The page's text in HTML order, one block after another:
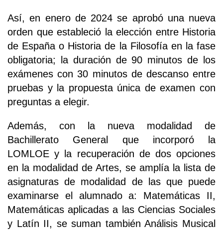
Así, en enero de 2024 se aprobó una nueva
orden que estableció la elección entre Historia
de España o Historia de la Filosofía en la fase
obligatoria; la duración de 90 minutos de los
exámenes con 30 minutos de descanso entre
pruebas y la propuesta única de examen con
preguntas a elegir.
Además, con la nueva modalidad de
Bachillerato General que incorporó la
LOMLOE y la recuperación de dos opciones
en la modalidad de Artes, se amplía la lista de
asignaturas de modalidad de las que puede
examinarse el alumnado a: Matemáticas II,
Matemáticas aplicadas a las Ciencias Sociales
y Latín II, se suman también Análisis Musical